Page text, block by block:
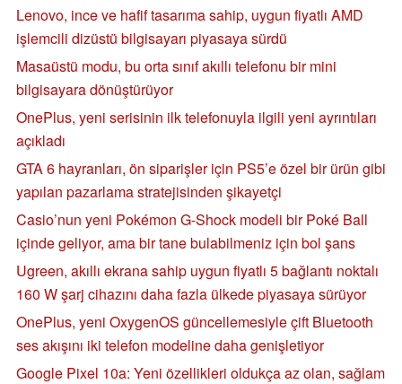
Lenovo, ince ve hafif tasarıma sahip, uygun fiyatlı AMD
işlemcili dizüstü bilgisayarı piyasaya sürdü
Masaüstü modu, bu orta sınıf akıllı telefonu bir mini
bilgisayara dönüştürüyor
OnePlus, yeni serisinin ilk telefonuyla ilgili yeni ayrıntıları
açıkladı
GTA 6 hayranları, ön siparişler için PS5’e özel bir ürün gibi
yapılan pazarlama stratejisinden şikayetçi
Casio’nun yeni Pokémon G-Shock modeli bir Poké Ball
içinde geliyor, ama bir tane bulabilmeniz için bol şans
Ugreen, akıllı ekrana sahip uygun fiyatlı 5 bağlantı noktalı
160 W şarj cihazını daha fazla ülkede piyasaya sürüyor
OnePlus, yeni OxygenOS güncellemesiyle çift Bluetooth
ses akışını iki telefon modeline daha genişletiyor
Google Pixel 10a: Yeni özellikleri oldukça az olan, sağlam